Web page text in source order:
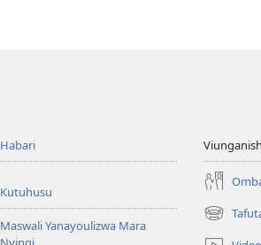
Habari
Kutuhusu
Maswali Yanayoulizwa Mara
(opens
new